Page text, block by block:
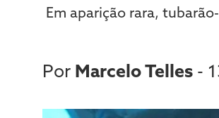
Em aparição rara,
Por Marcelo Telles -